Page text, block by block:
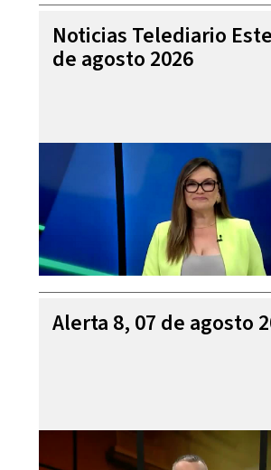
Noticias Telediario
de agosto 2026
Alerta 8, 07 de agosto